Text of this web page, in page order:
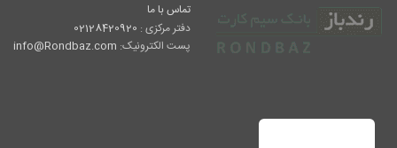
تماس با ما
دفتر مرکزی : 02128420920
پست الکترونیک: info@Rondbaz.com